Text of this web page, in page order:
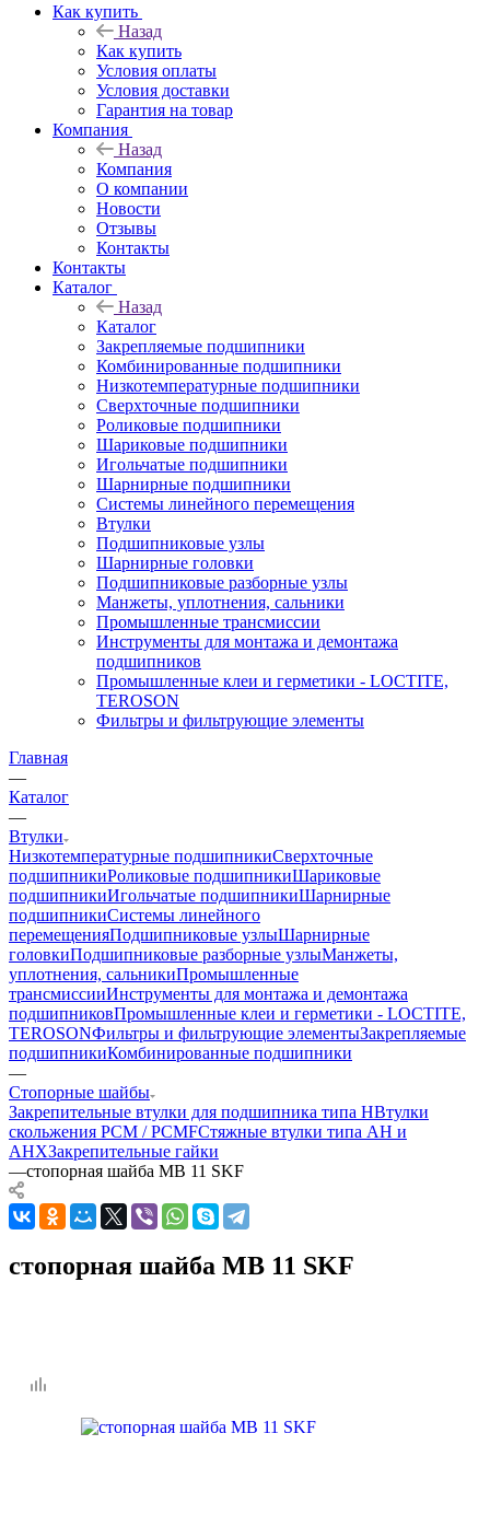
Как купить
Назад
Как купить
Условия оплаты
Условия доставки
Гарантия на товар
Компания
Назад
Компания
О компании
Новости
Отзывы
Контакты
Контакты
Каталог
Назад
Каталог
Закрепляемые подшипники
Комбинированные подшипники
Низкотемпературные подшипники
Сверхточные подшипники
Роликовые подшипники
Шариковые подшипники
Игольчатые подшипники
Шарнирные подшипники
Системы линейного перемещения
Втулки
Подшипниковые узлы
Шарнирные головки
Подшипниковые разборные узлы
Манжеты, уплотнения, сальники
Промышленные трансмиссии
Инструменты для монтажа и демонтажа
подшипников
Промышленные клеи и герметики - LOCTITE,
TEROSON
Фильтры и фильтрующие элементы
Главная
—
Каталог
—
Втулки
Низкотемпературные подшипникиСверхточные
подшипникиРоликовые подшипникиШариковые
подшипникиИгольчатые подшипникиШарнирные
подшипникиСистемы линейного
перемещенияПодшипниковые узлыШарнирные
головкиПодшипниковые разборные узлыМанжеты,
уплотнения, сальникиПромышленные
трансмиссииИнструменты для монтажа и демонтажа
подшипниковПромышленные клеи и герметики - LOCTITE,
TEROSONФильтры и фильтрующие элементыЗакрепляемые
подшипникиКомбинированные подшипники
—
Стопорные шайбы
Закрепительные втулки для подшипника типа HВтулки
скольжения PCM / PCMFСтяжные втулки типа AH и
AHXЗакрепительные гайки
—стопорная шайба MB 11 SKF
стопорная шайба MB 11 SKF